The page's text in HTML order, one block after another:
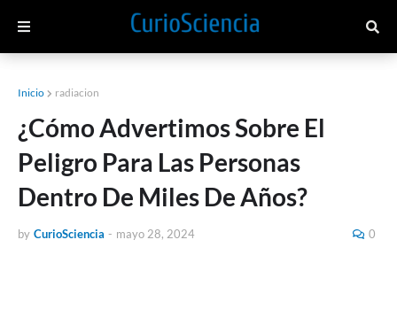
Inicio radiacion
¿Cómo Advertimos Sobre El
Peligro Para Las Personas
Dentro De Miles De Años?
by CurioSciencia - mayo 28, 2024 0